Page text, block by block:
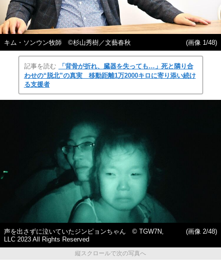
キム・ソンウン牧師 ©️杉山秀樹／文藝春秋 (画像 1/48)
記事を読む
「背骨が折れ、臓器を失っても…」死と隣り合
わせの“脱北”の真実 移動距離1万2000キロに寄り添い続け
る支援者
声を出さずに泣いていたジンピョンちゃん © TGW7N,
LLC 2023 All Rights Reserved
(画像 2/48)
縦スクロールで次の写真へ